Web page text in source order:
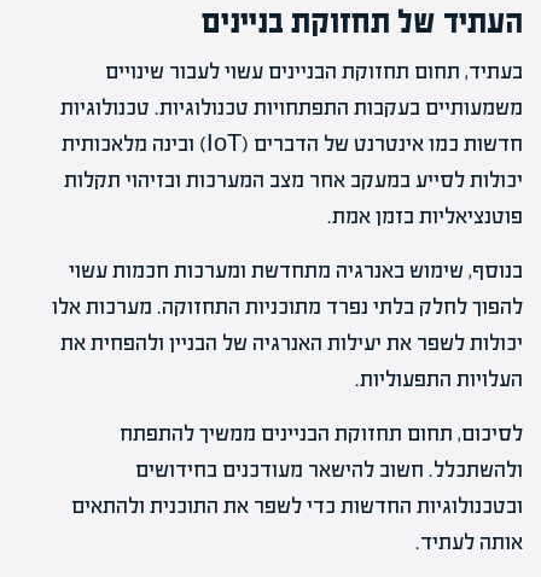
העתיד של תחזוקת בניינים
בעתיד, תחום תחזוקת הבניינים עשוי לעבור שינויים
משמעותיים בעקבות התפתחויות טכנולוגיות. טכנולוגיות
חדשות כמו אינטרנט של הדברים (IoT) ובינה מלאכותית
יכולות לסייע במעקב אחר מצב המערכות ובזיהוי תקלות
פוטנציאליות בזמן אמת.
בנוסף, שימוש באנרגיה מתחדשת ומערכות חכמות עשוי
להפוך לחלק בלתי נפרד מתוכניות התחזוקה. מערכות אלו
יכולות לשפר את יעילות האנרגיה של הבניין ולהפחית את
העלויות התפעוליות.
לסיכום, תחום תחזוקת הבניינים ממשיך להתפתח
ולהשתכלל. חשוב להישאר מעודכנים בחידושים
ובטכנולוגיות החדשות כדי לשפר את התוכנית ולהתאים
אותה לעתיד.